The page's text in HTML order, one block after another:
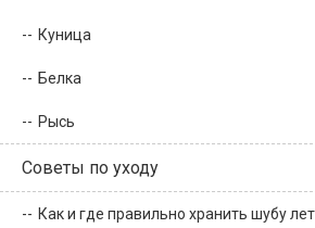
Куница
Белка
Рысь
Советы по уходу
Как и где правильно хранить шубу